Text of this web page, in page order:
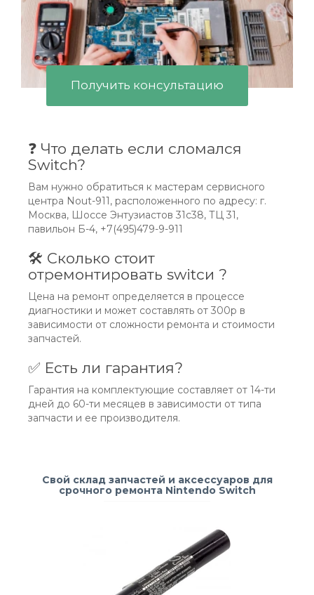
Получить консультацию
❓ Что делать если сломался
Switch?
Вам нужно обратиться к мастерам сервисного
центра Nout-911, расположенного по адресу: г.
Москва, Шоссе Энтузиастов 31с38, ТЦ 31,
павильон Б-4, +7(495)479-9-911
🛠 Сколько стоит
отремонтировать switcи ?
Цена на ремонт определяется в процессе
диагностики и может составлять от 300р в
зависимости от сложности ремонта и стоимости
запчастей.
✅ Есть ли гарантия?
Гарантия на комплектующие составляет от 14-ти
дней до 60-ти месяцев в зависимости от типа
запчасти и ее производителя.
Свой склад запчастей и аксессуаров для
срочного ремонта Nintendo Switch